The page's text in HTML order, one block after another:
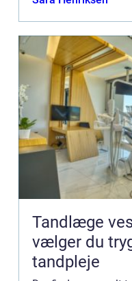
Tandlæge
vælger du
tandpleje